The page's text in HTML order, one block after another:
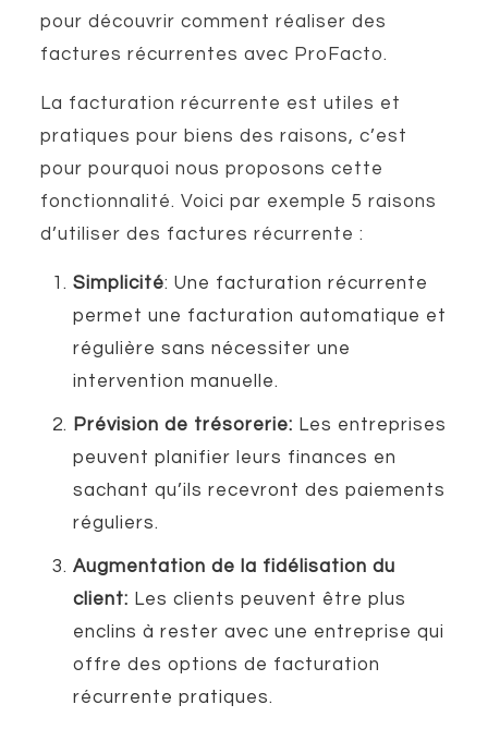
pour découvrir comment réaliser des
factures récurrentes avec ProFacto.
La facturation récurrente est utiles et
pratiques pour biens des raisons, c’est
pour pourquoi nous proposons cette
fonctionnalité. Voici par exemple 5 raisons
d’utiliser des factures récurrente :
Simplicité: Une facturation récurrente
permet une facturation automatique et
régulière sans nécessiter une
intervention manuelle.
Prévision de trésorerie: Les entreprises
peuvent planifier leurs finances en
sachant qu’ils recevront des paiements
réguliers.
Augmentation de la fidélisation du
client: Les clients peuvent être plus
enclins à rester avec une entreprise qui
offre des options de facturation
récurrente pratiques.